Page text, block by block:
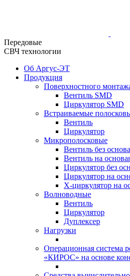
Передовые
СВЧ технологии
Об Аргус-ЭТ
Продукция
Поверхностного
Вентиль SMD
Циркулятор SMD
Встраиваемые
Вентиль
Циркулятор
Микрополосковые
Вентиль без
Вентиль на
Циркулятор без
Циркулятор на
Х-циркулятор на
Волноводные
Вентиль
Циркулятор
Дуплексер
Нагрузки
Операционная система
«КИРОС» на основе